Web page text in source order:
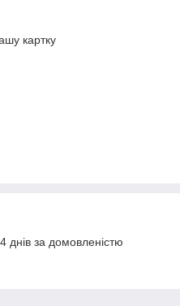
картку
днів за домовленістю